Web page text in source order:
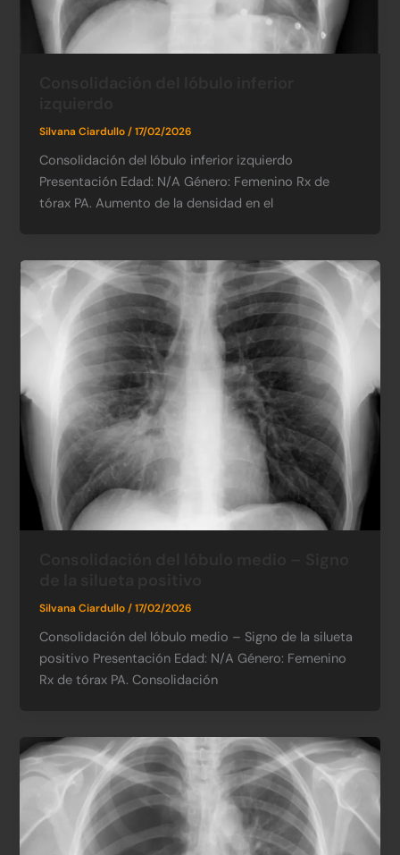
Silvana Ciardullo/17/02/2026
Consolidación del lóbulo inferior izquierdo
Presentación Edad: N/A​ Género: Femenino​ Rx de
tórax PA. Aumento de la densidad en el
Silvana Ciardullo/17/02/2026
Consolidación del lóbulo medio – Signo de la silueta
positivo Presentación Edad: N/A​ Género: Femenino​
Rx de tórax PA. Consolidación